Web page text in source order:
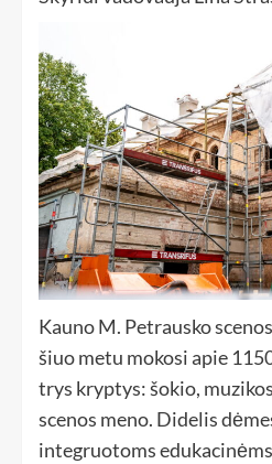
Kauno M. Petrausko
šiuo metu mokosi apie
trys kryptys: šokio,
scenos meno. Didelis
integruotoms